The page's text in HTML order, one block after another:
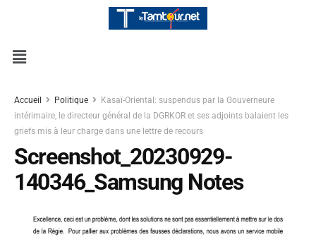
Accueil Politique
Kasaï-Oriental: suspendus par la Gouverneure
intérimaire, le directeur général de la DGRKOR et ses adjoints balaient les
griefs mis à leur charge dans une lettre de recours
Screenshot_20230929-
140346_Samsung Notes